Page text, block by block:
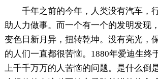
千年之前的今年，人类没有汽车，
助人力做事。而一个有一个的发明发现
变色日新月异，扭转乾坤。没有亮光，
的人们一直都很苦恼。1880年爱迪生终
上千千万万的人苦恼的问题。是什么倒